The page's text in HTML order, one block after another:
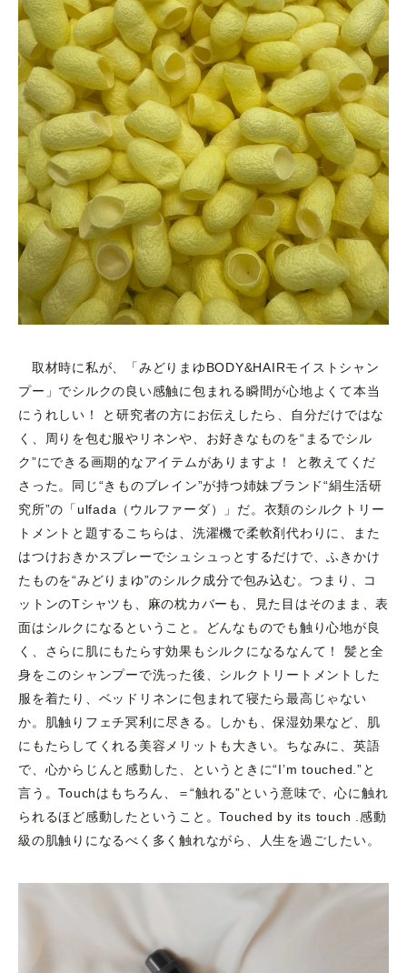
取材時に私が、「みどりまゆBODY&HAIRモイストシャン
プー」でシルクの良い感触に包まれる瞬間が心地よくて本当
にうれしい！ と研究者の方にお伝えしたら、自分だけではな
く、周りを包む服やリネンや、お好きなものを“まるでシル
ク”にできる画期的なアイテムがありますよ！ と教えてくだ
さった。同じ“きものブレイン”が持つ姉妹ブランド“絹生活研
究所”の「ulfada（ウルファーダ）」だ。衣類のシルクトリー
トメントと題するこちらは、洗濯機で柔軟剤代わりに、また
はつけおきかスプレーでシュシュっとするだけで、ふきかけ
たものを“みどりまゆ”のシルク成分で包み込む。つまり、コ
ットンのTシャツも、麻の枕カバーも、見た目はそのまま、表
面はシルクになるということ。どんなものでも触り心地が良
く、さらに肌にもたらす効果もシルクになるなんて！ 髪と全
身をこのシャンプーで洗った後、シルクトリートメントした
服を着たり、ベッドリネンに包まれて寝たら最高じゃない
か。肌触りフェチ冥利に尽きる。しかも、保湿効果など、肌
にもたらしてくれる美容メリットも大きい。ちなみに、英語
で、心からじんと感動した、というときに“I’m touched.”と
言う。Touchはもちろん、＝“触れる”という意味で、心に触れ
られるほど感動したということ。Touched by its touch .感動
級の肌触りになるべく多く触れながら、人生を過ごしたい。